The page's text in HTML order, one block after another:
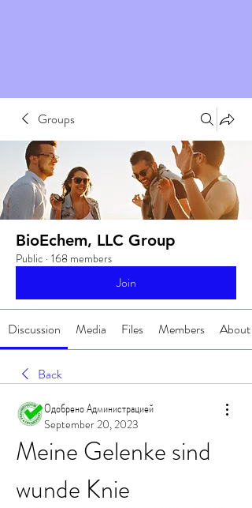
Groups
BioEchem, LLC Group
Public · 168 members
Join
Discussion Media Files Members About
Back
Одобрено Администрацией
September 20, 2023
Meine Gelenke sind
wunde Knie